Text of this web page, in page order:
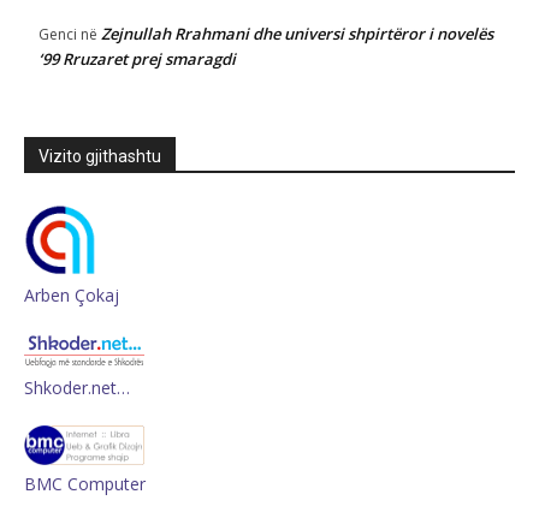
Genci në Zejnullah Rrahmani dhe universi shpirtëror i novelës
‘99 Rruzaret prej smaragdi
Vizito gjithashtu
Arben Çokaj
Shkoder.net…
BMC Computer